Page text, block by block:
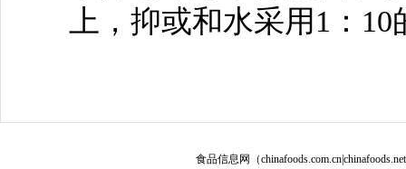
上，抑或和水采用1：
食品信息网（